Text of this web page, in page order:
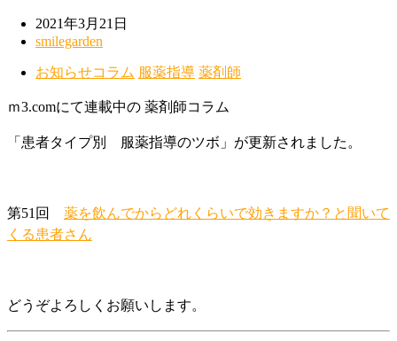
2021年3月21日
smilegarden
お知らせコラム 服薬指導 薬剤師
ｍ3.comにて連載中の 薬剤師コラム
「患者タイプ別 服薬指導のツボ」が更新されました。
第51回 薬を飲んでからどれくらいで効きますか？と聞いて
くる患者さん
どうぞよろしくお願いします。